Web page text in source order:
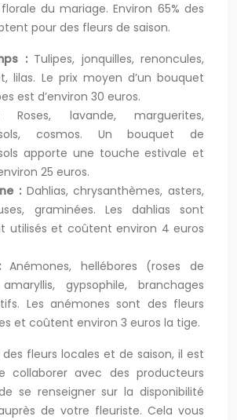
du mariage. Environ 65% des
pour des fleurs de saison.
: Tulipes, jonquilles, renoncules,
lilas. Le prix moyen d’un bouquet
est d’environ 30 euros.
:Roses, lavande, marguerites,
cosmos. Un bouquet de
apporte une touche estivale et
25 euros.
: Dahlias, chrysanthèmes, asters,
graminées. Les dahlias sont
utilisés et coûtent environ 4 euros
:Anémones, hellébores (roses de
gypsophile, branchages
Les anémones sont des fleurs
et coûtent environ 3 euros la tige.
des fleurs locales et de saison, il est
collaborer avec des producteurs
se renseigner sur la disponibilité
de votre fleuriste. Cela vous